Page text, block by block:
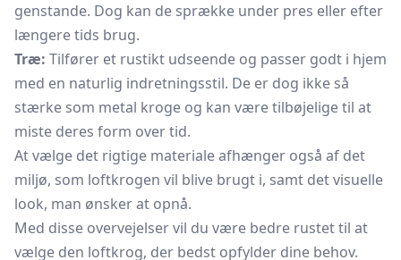
genstande. Dog kan de sprække under pres eller efter
længere tids brug.
Træ: Tilfører et rustikt udseende og passer godt i hjem
med en naturlig indretningsstil. De er dog ikke så
stærke som metal kroge og kan være tilbøjelige til at
miste deres form over tid.
At vælge det rigtige materiale afhænger også af det
miljø, som loftkrogen vil blive brugt i, samt det visuelle
look, man ønsker at opnå.
Med disse overvejelser vil du være bedre rustet til at
vælge den loftkrog, der bedst opfylder dine behov.